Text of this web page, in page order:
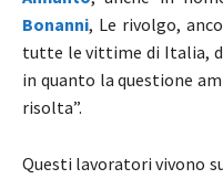
Bonanni, Le rivolgo,
tutte le vittime di Italia,
in quanto la questione
risolta”.
Questi lavoratori vivono